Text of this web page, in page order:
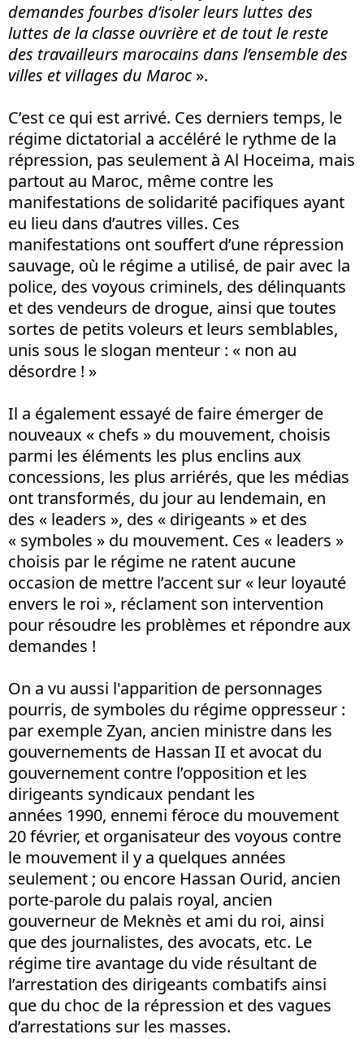
demandes fourbes d’isoler leurs luttes des
luttes de la classe ouvrière et de tout le reste
des travailleurs marocains dans l’ensemble des
villes et villages du Maroc ».
C’est ce qui est arrivé. Ces derniers temps, le
régime dictatorial a accéléré le rythme de la
répression, pas seulement à Al Hoceima, mais
partout au Maroc, même contre les
manifestations de solidarité pacifiques ayant
eu lieu dans d’autres villes. Ces
manifestations ont souffert d’une répression
sauvage, où le régime a utilisé, de pair avec la
police, des voyous criminels, des délinquants
et des vendeurs de drogue, ainsi que toutes
sortes de petits voleurs et leurs semblables,
unis sous le slogan menteur : « non au
désordre ! »
Il a également essayé de faire émerger de
nouveaux « chefs » du mouvement, choisis
parmi les éléments les plus enclins aux
concessions, les plus arriérés, que les médias
ont transformés, du jour au lendemain, en
des « leaders », des « dirigeants » et des
« symboles » du mouvement. Ces « leaders »
choisis par le régime ne ratent aucune
occasion de mettre l’accent sur « leur loyauté
envers le roi », réclament son intervention
pour résoudre les problèmes et répondre aux
demandes !
On a vu aussi l'apparition de personnages
pourris, de symboles du régime oppresseur :
par exemple Zyan, ancien ministre dans les
gouvernements de Hassan II et avocat du
gouvernement contre l’opposition et les
dirigeants syndicaux pendant les
années 1990, ennemi féroce du mouvement
20 février, et organisateur des voyous contre
le mouvement il y a quelques années
seulement ; ou encore Hassan Ourid, ancien
porte-parole du palais royal, ancien
gouverneur de Meknès et ami du roi, ainsi
que des journalistes, des avocats, etc. Le
régime tire avantage du vide résultant de
l’arrestation des dirigeants combatifs ainsi
que du choc de la répression et des vagues
d’arrestations sur les masses.